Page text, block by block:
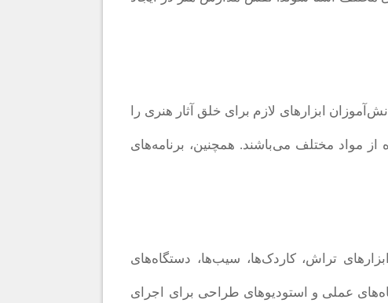
ابزارهای لازم برای خلق آثار هنری را
مواد مختلف می‌باشند. همچنین، برنامه‌های
تراش، کاردک‌ها، سیب‌ها، دستگاه‌های
عملی و استودیوهای طراحی برای اجرای